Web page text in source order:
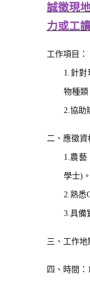
誠徵現
力或工
工作項目：
1. 針對
物種類
2. 協助
二、應徵資
1. 農藝
學士)。
2. 熟悉
3. 具備
三、工作
四、時間：